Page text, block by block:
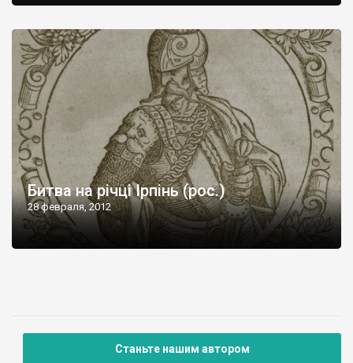
Битва на річці Ірпінь (рос.)
28 февраля, 2012
Станьте нашим автором